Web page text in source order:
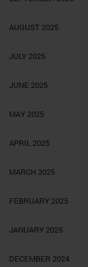
AUGUST 2025
JULY 2025
JUNE 2025
MAY 2025
APRIL 2025
MARCH 2025
FEBRUARY 2025
JANUARY 2025
DECEMBER 2024